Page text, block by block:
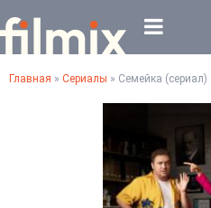
Главная » Сериалы » Семейка (сериал)